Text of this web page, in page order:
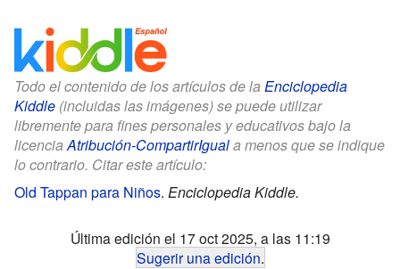
Todo el contenido de los artículos de la Enciclopedia
Kiddle (incluidas las imágenes) se puede utilizar
libremente para fines personales y educativos bajo la
licenciaAtribución-CompartirIguala menos que se indique
lo contrario. Citar este artículo:
Old Tappan para Niños. Enciclopedia Kiddle.
Última edición el 17 oct 2025, a las 11:19
Sugerir una edición.